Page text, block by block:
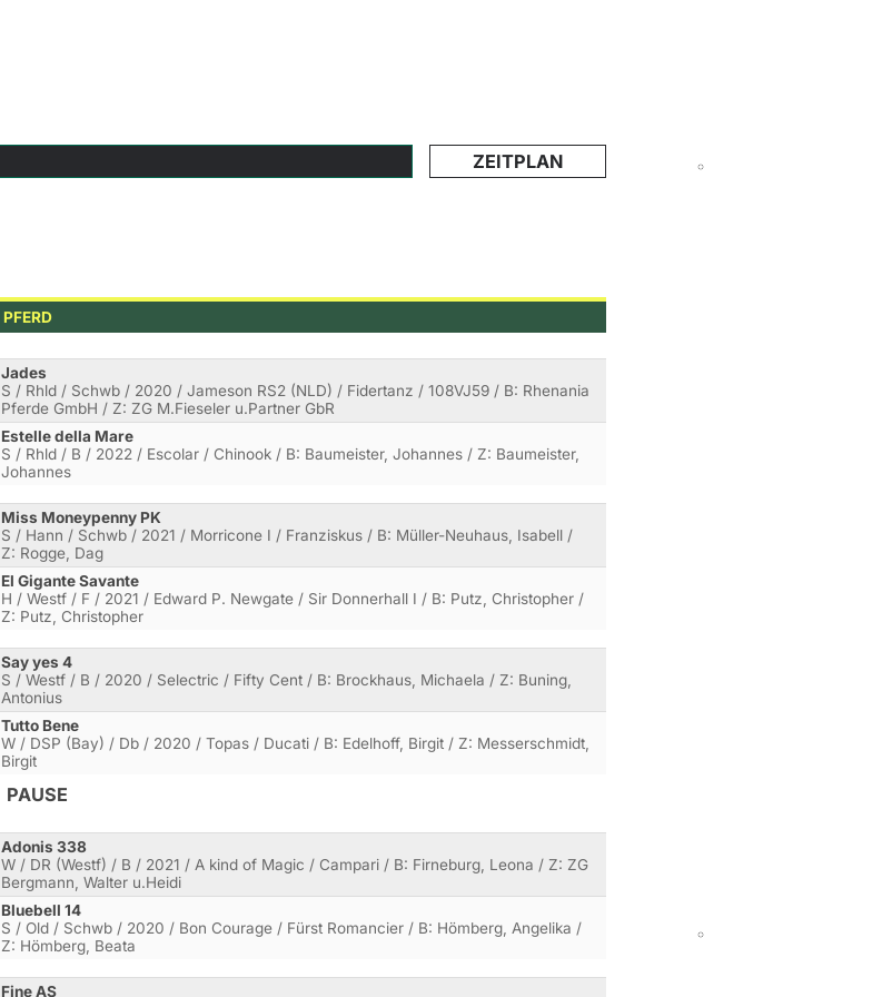
ZEITPLAN
PFERD
Jades
S / Rhld / Schwb / 2020 / Jameson RS2 (NLD) / Fidertanz / 108VJ59 / B: Rhenania
Pferde GmbH / Z: ZG M.Fieseler u.Partner GbR
Estelle della Mare
S / Rhld / B / 2022 / Escolar / Chinook / B: Baumeister, Johannes / Z: Baumeister,
Johannes
Miss Moneypenny PK
S / Hann / Schwb / 2021 / Morricone I / Franziskus / B: Müller-Neuhaus, Isabell /
Z: Rogge, Dag
El Gigante Savante
H / Westf / F / 2021 / Edward P. Newgate / Sir Donnerhall I / B: Putz, Christopher /
Z: Putz, Christopher
Say yes 4
S / Westf / B / 2020 / Selectric / Fifty Cent / B: Brockhaus, Michaela / Z: Buning,
Antonius
Tutto Bene
W / DSP (Bay) / Db / 2020 / Topas / Ducati / B: Edelhoff, Birgit / Z: Messerschmidt,
Birgit
PAUSE
Adonis 338
W / DR (Westf) / B / 2021 / A kind of Magic / Campari / B: Firneburg, Leona / Z: ZG
Bergmann, Walter u.Heidi
Bluebell 14
S / Old / Schwb / 2020 / Bon Courage / Fürst Romancier / B: Hömberg, Angelika /
Z: Hömberg, Beata
Fine AS